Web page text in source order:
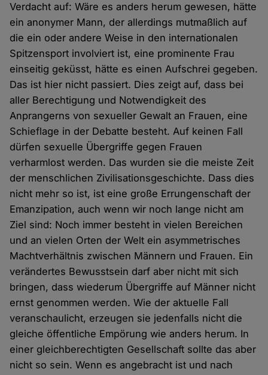
Verdacht auf: Wäre es anders herum gewesen, hätte
ein anonymer Mann, der allerdings mutmaßlich auf
die ein oder andere Weise in den internationalen
Spitzensport involviert ist, eine prominente Frau
einseitig geküsst, hätte es einen Aufschrei gegeben.
Das ist hier nicht passiert. Dies zeigt auf, dass bei
aller Berechtigung und Notwendigkeit des
Anprangerns von sexueller Gewalt an Frauen, eine
Schieflage in der Debatte besteht. Auf keinen Fall
dürfen sexuelle Übergriffe gegen Frauen
verharmlost werden. Das wurden sie die meiste Zeit
der menschlichen Zivilisationsgeschichte. Dass dies
nicht mehr so ist, ist eine große Errungenschaft der
Emanzipation, auch wenn wir noch lange nicht am
Ziel sind: Noch immer besteht in vielen Bereichen
und an vielen Orten der Welt ein asymmetrisches
Machtverhältnis zwischen Männern und Frauen. Ein
verändertes Bewusstsein darf aber nicht mit sich
bringen, dass wiederum Übergriffe auf Männer nicht
ernst genommen werden. Wie der aktuelle Fall
veranschaulicht, erzeugen sie jedenfalls nicht die
gleiche öffentliche Empörung wie anders herum. In
einer gleichberechtigten Gesellschaft sollte das aber
nicht so sein. Wenn es angebracht ist und nach